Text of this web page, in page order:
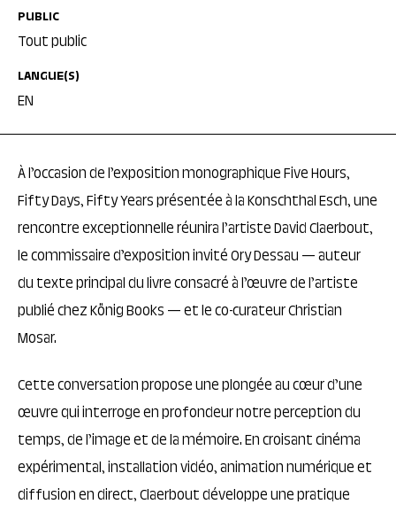
À l’occasion de l’exposition monographique Five Hours,
Fifty Days, Fifty Years présentée à la Konschthal Esch, une
rencontre exceptionnelle réunira l’artiste David Claerbout,
le commissaire d’exposition invité Ory Dessau — auteur
du texte principal du livre consacré à l’œuvre de l’artiste
publié chez König Books — et le co-curateur Christian
Mosar.
Cette conversation propose une plongée au cœur d’une
œuvre qui interroge en profondeur notre perception du
temps, de l’image et de la mémoire. En croisant cinéma
expérimental, installation vidéo, animation numérique et
diffusion en direct, Claerbout développe une pratique
PUBLIC
Tout public
LANGUE(S)
EN